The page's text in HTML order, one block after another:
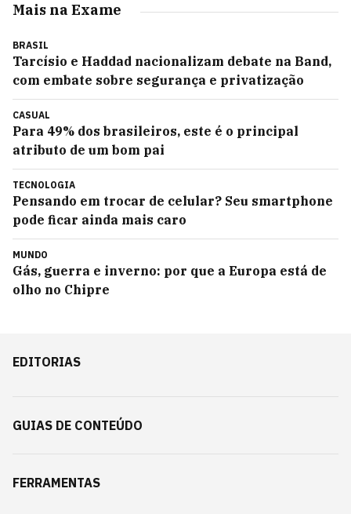
Mais na Exame
BRASIL
Tarcísio e Haddad nacionalizam debate na Band,
com embate sobre segurança e privatização
CASUAL
Para 49% dos brasileiros, este é o principal
atributo de um bom pai
TECNOLOGIA
Pensando em trocar de celular? Seu smartphone
pode ficar ainda mais caro
MUNDO
Gás, guerra e inverno: por que a Europa está de
olho no Chipre
EDITORIAS
GUIAS DE CONTEÚDO
FERRAMENTAS